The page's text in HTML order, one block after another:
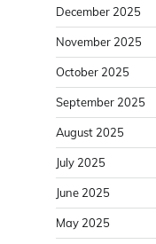
December 2025
November 2025
October 2025
September 2025
August 2025
July 2025
June 2025
May 2025